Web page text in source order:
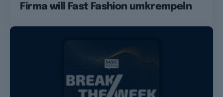
Firma will Fast Fashion umkrempeln